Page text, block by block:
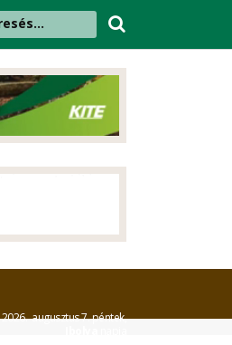
2026. augusztus 7. péntek,